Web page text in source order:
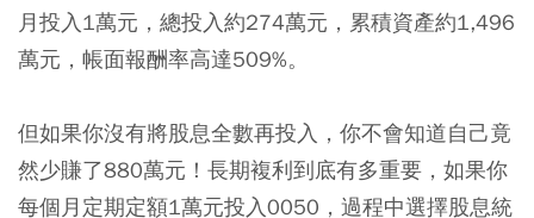
月投入1萬元，總投入約274萬元，累積資產約1,496
萬元，帳面報酬率高達509%。
但如果你沒有將股息全數再投入，你不會知道自己竟
然少賺了880萬元！長期複利到底有多重要，如果你
每個月定期定額1萬元投入0050，過程中選擇股息統